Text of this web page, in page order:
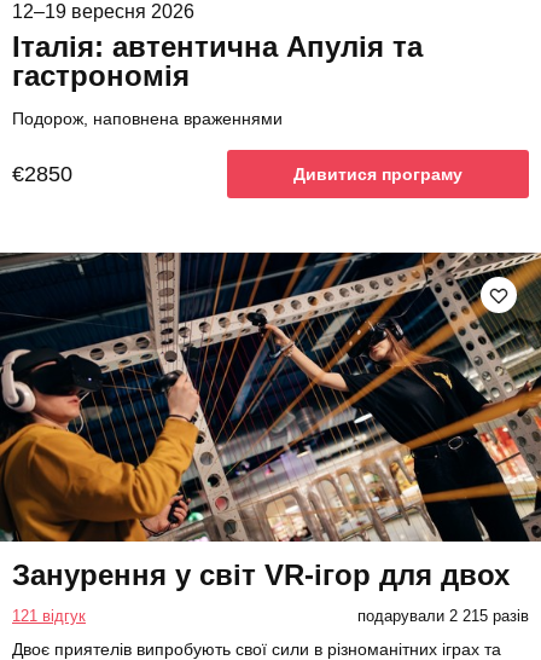
12–19 вересня 2026
Італія: автентична Апулія та
гастрономія
Подорож, наповнена враженнями
€2850 Дивитися програму
Занурення у світ VR-ігор для двох
121 відгук подарували 2 215 разів
Двоє приятелів випробують свої сили в різноманітних іграх та